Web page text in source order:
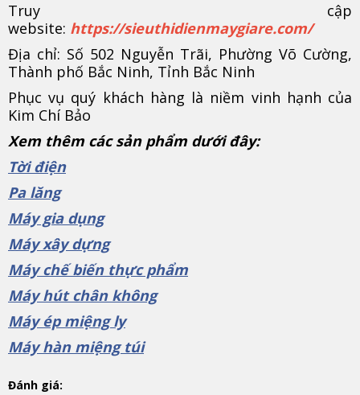
Truy cập
website: https://sieuthidienmaygiare.com/
Địa chỉ: Số 502 Nguyễn Trãi, Phường Võ Cường,
Thành phố Bắc Ninh, Tỉnh Bắc Ninh
Phục vụ quý khách hàng là niềm vinh hạnh của
Kim Chí Bảo
Xem thêm các sản phẩm dưới đây:
Tời điện
Pa lăng
Máy gia dụng
Máy xây dựng
Máy chế biến thực phẩm
Máy hút chân không
Máy ép miệng ly
Máy hàn miệng túi
Đánh giá: